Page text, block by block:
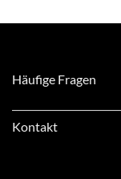
Häufige Fragen
Kontakt